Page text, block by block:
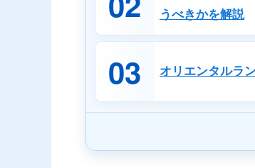
うべきかを解説
03 オリエンタルラ